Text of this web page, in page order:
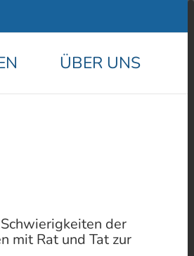
ÜBER UNS
der
mit Rat und Tat zur